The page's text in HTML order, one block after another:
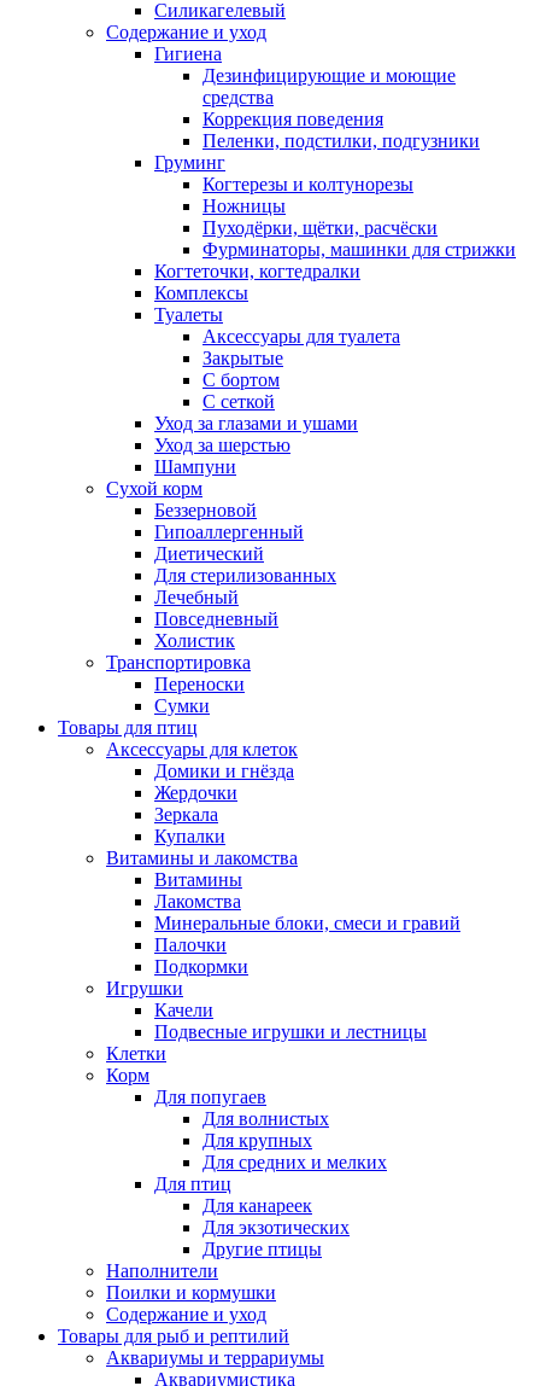
Силикагелевый
Содержание и уход
Гигиена
Дезинфицирующие и моющие
средства
Коррекция поведения
Пеленки, подстилки, подгузники
Груминг
Когтерезы и колтунорезы
Ножницы
Пуходёрки, щётки, расчёски
Фурминаторы, машинки для стрижки
Когтеточки, когтедралки
Комплексы
Туалеты
Аксессуары для туалета
Закрытые
С бортом
С сеткой
Уход за глазами и ушами
Уход за шерстью
Шампуни
Сухой корм
Беззерновой
Гипоаллергенный
Диетический
Для стерилизованных
Лечебный
Повседневный
Холистик
Транспортировка
Переноски
Сумки
Товары для птиц
Аксессуары для клеток
Домики и гнёзда
Жердочки
Зеркала
Купалки
Витамины и лакомства
Витамины
Лакомства
Минеральные блоки, смеси и гравий
Палочки
Подкормки
Игрушки
Качели
Подвесные игрушки и лестницы
Клетки
Корм
Для попугаев
Для волнистых
Для крупных
Для средних и мелких
Для птиц
Для канареек
Для экзотических
Другие птицы
Наполнители
Поилки и кормушки
Содержание и уход
Товары для рыб и рептилий
Аквариумы и террариумы
Аквариумистика